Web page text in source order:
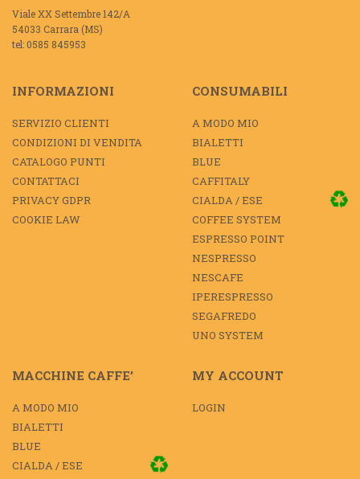
Viale XX Settembre 142/A
54033 Carrara (MS)
tel: 0585 845953
INFORMAZIONI
SERVIZIO CLIENTI
CONDIZIONI DI VENDITA
CATALOGO PUNTI
CONTATTACI
PRIVACY GDPR
COOKIE LAW
CONSUMABILI
A MODO MIO
BIALETTI
BLUE
CAFFITALY
CIALDA / ESE
COFFEE SYSTEM
ESPRESSO POINT
NESPRESSO
NESCAFE
IPERESPRESSO
SEGAFREDO
UNO SYSTEM
MACCHINE CAFFE’
A MODO MIO
BIALETTI
BLUE
CIALDA / ESE
MY ACCOUNT
LOGIN